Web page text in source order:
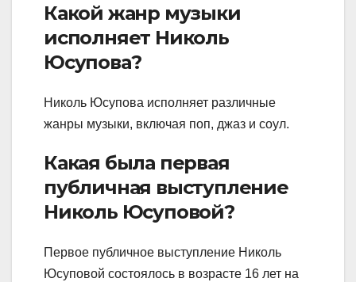
Какой жанр музыки
исполняет Николь
Юсупова?
Николь Юсупова исполняет различные
жанры музыки, включая поп, джаз и соул.
Какая была первая
публичная выступление
Николь Юсуповой?
Первое публичное выступление Николь
Юсуповой состоялось в возрасте 16 лет на